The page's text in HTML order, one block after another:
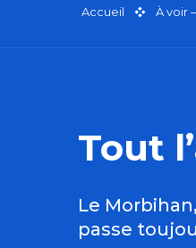
Accueil À voir
Tout
Le
passe